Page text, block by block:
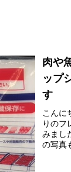
肉や
ップ
す
こんに
りのフ
みまし
の写真